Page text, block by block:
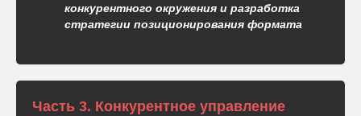
конкурентного окружения и разработка
стратегии позиционирования формата
Часть 3. Конкурентное управление